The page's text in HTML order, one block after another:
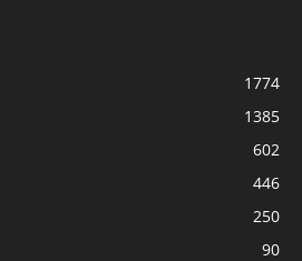
1774
1385
602
446
250
90